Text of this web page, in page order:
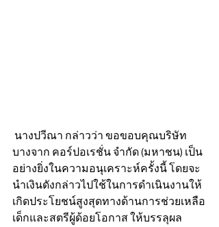
นางปวีณา กล่าวว่า ขอขอบคุณบริษัท
บางจาก คอร์ปอเรชั่น จำกัด (มหาชน) เป็น
อย่างยิ่งในความอนุเคราะห์ครั้งนี้ โดยจะ
นำเงินดังกล่าวไปใช้ในการดำเนินงานให้
เกิดประโยชน์สูงสุดทางด้านการช่วยเหลือ
เด็กและสตรีผู้ด้อยโอกาส ให้บรรลุผล